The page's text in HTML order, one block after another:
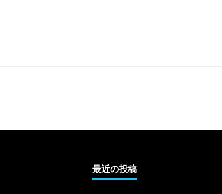
最近の投稿